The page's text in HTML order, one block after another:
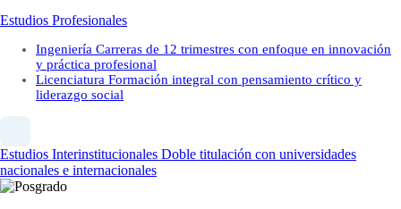
Estudios Profesionales
Ingeniería Carreras de 12 trimestres con enfoque en innovación
y práctica profesional
Licenciatura Formación integral con pensamiento crítico y
liderazgo social
Estudios Interinstitucionales Doble titulación con universidades
nacionales e internacionales